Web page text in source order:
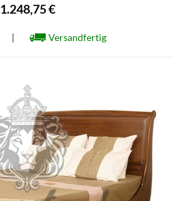
1.248,75 €
| Versandfertig